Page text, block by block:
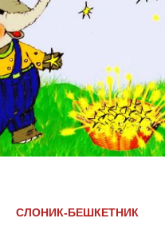
СЛОНИК-БЕШКЕТНИК